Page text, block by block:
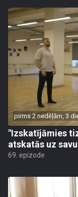
pirms 2 nedēļām, 3
"Izskatījāmies
atskatās uz
69. epizode